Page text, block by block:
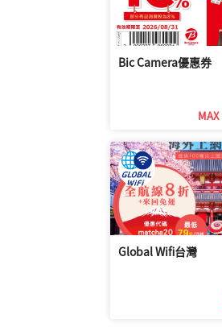
高速公路通行證
享受 10% 折扣預
「Nippon Rent-A-
預訂租車，即
「優惠券代碼欄位」,
Bic Camera優惠券
MAX
Global Wifi台灣